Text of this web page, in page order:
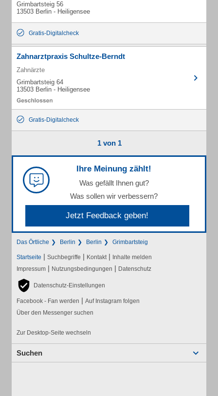
Grimbartsteig 56
13503 Berlin - Heiligensee
Gratis-Digitalcheck
Zahnarztpraxis Schultze-Berndt
Zahnärzte
Grimbartsteig 64
13503 Berlin - Heiligensee
Gratis-Digitalcheck
1 von 1
Ihre Meinung zählt!
Was gefällt Ihnen gut?
Was sollen wir verbessern?
Jetzt Feedback geben!
Das Örtliche Berlin Berlin Grimbartsteig
Startseite | Suchbegriffe | Kontakt | Inhalte melden
Impressum | Nutzungsbedingungen | Datenschutz
Datenschutz-Einstellungen
Facebook - Fan werden | Auf Instagram folgen
Über den Messenger suchen
Zur Desktop-Seite wechseln
Suchen